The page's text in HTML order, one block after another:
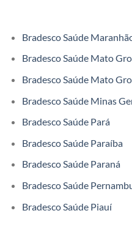
Bradesco Saúde
Bradesco Saúde Mato
Bradesco Saúde Mato
Bradesco Saúde Minas
Bradesco Saúde Pará
Bradesco Saúde Paraíba
Bradesco Saúde Paraná
Bradesco Saúde
Bradesco Saúde Piauí